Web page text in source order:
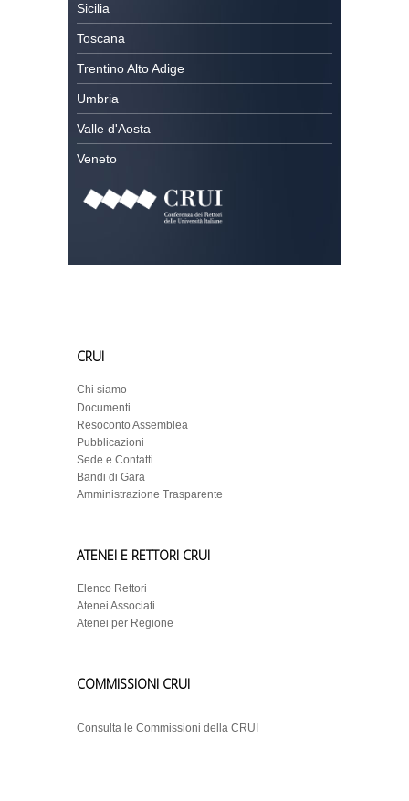
Sicilia
Toscana
Trentino Alto Adige
Umbria
Valle d'Aosta
Veneto
CRUI
Chi siamo
Documenti
Resoconto Assemblea
Pubblicazioni
Sede e Contatti
Bandi di Gara
Amministrazione Trasparente
ATENEI E RETTORI CRUI
Elenco Rettori
Atenei Associati
Atenei per Regione
COMMISSIONI CRUI
Consulta le Commissioni della CRUI